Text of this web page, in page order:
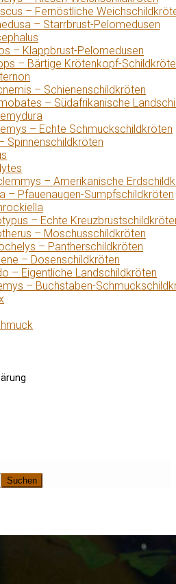
– Fernöstliche
– Starrbrust-Pelomedusen
– Klappbrust-Pelomedusen
– Bärtige Krötenkopf-
– Schienenschildkröten
– Südafrikanische
– Echte Schmuckschildkröten
Spinnenschildkröten
– Amerikanische
– Pfauenaugen-Sumpfschildkröten
– Echte
– Moschusschildkröten
– Pantherschildkröten
– Dosenschildkröten
– Eigentliche Landschildkröten
– Buchstaben-
Suchen